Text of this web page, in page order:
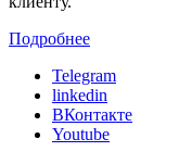
Подробнее
Telegram
linkedin
ВКонтакте
Youtube